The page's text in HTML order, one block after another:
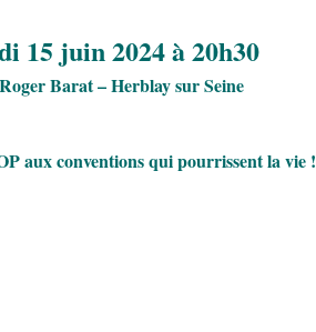
15 juin 2024à 20h30
Barat – Herblay sur Seine
aux conventions qui pourrissent la vie !